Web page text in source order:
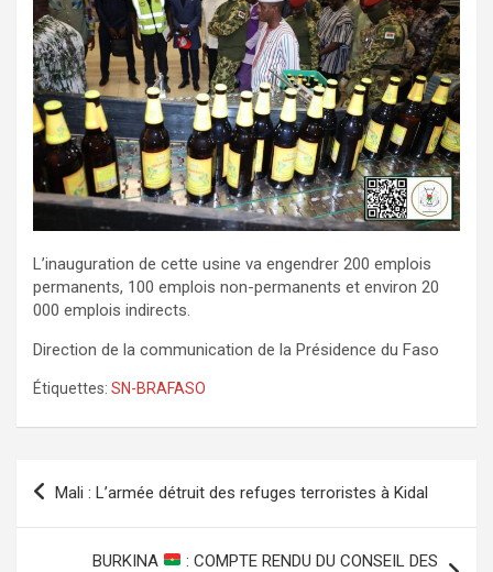
L’inauguration de cette usine va engendrer 200 emplois
permanents, 100 emplois non-permanents et environ 20
000 emplois indirects.
‎‎Direction de la communication de la Présidence du Faso
Étiquettes: SN-BRAFASO
Navigation
Mali : L’armée détruit des refuges terroristes à Kidal
BURKINA
: COMPTE RENDU DU CONSEIL DES